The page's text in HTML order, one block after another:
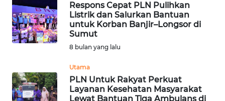
Respons Cepat PLN Pulihkan
Listrik dan Salurkan Bantuan
untuk Korban Banjir–Longsor di
Sumut
8 bulan yang lalu
Utama
PLN Untuk Rakyat Perkuat
Layanan Kesehatan Masyarakat
Lewat Bantuan Tiga Ambulans di
WN
GORONTALO
WN
MALUKU